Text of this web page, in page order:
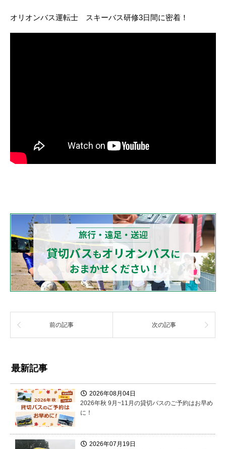
オリオンバス運転士 スキーバス研修3日間に密着！
前の記事 次の記事
最新記事
2026年08月04日
2026年秋 9月~11月の貸切バスのご予約はお早め
に！
2026年07月19日